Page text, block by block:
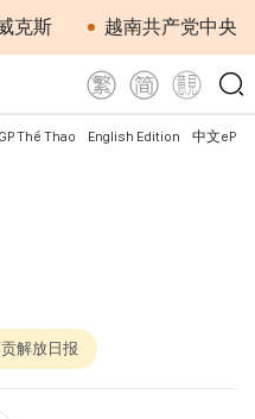
越南共产党中央总书记
Thể Thao English Edition 中文
解放日报